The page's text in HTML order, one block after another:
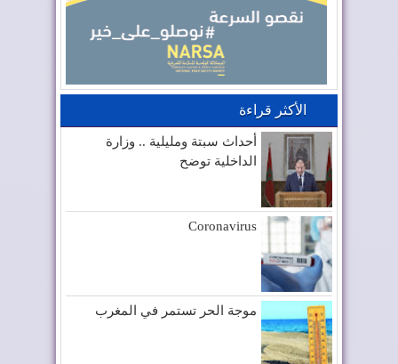
الأكثر قراءة
أحداث سبتة ومليلية .. وزارة
الداخلية توضح
Coronavirus
موجة الحر تستمر في المغرب